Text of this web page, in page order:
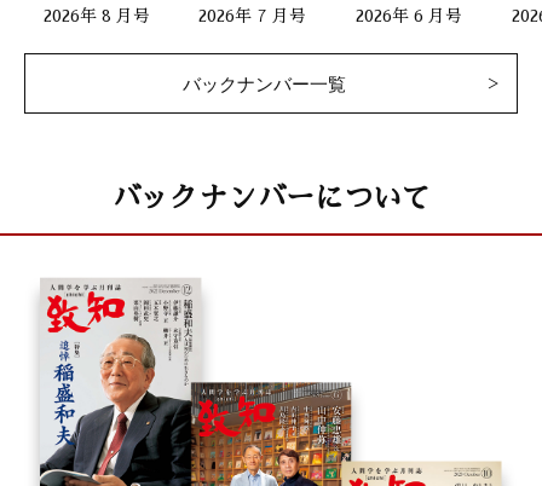
2026年 8 月号 2026年 7 月号 2026年 6 月号
バックナンバー一覧
バックナンバーについて